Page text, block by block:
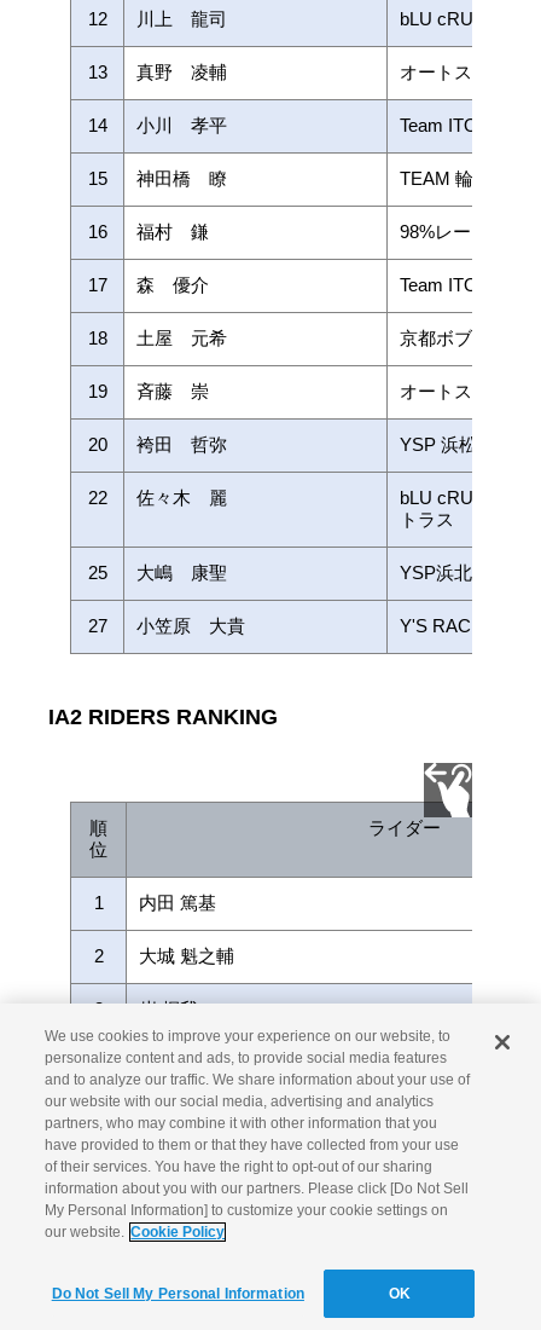
12 川上 龍司 bLU cRU YSP大
13 真野 凌輔 オートスポーツ
14 小川 孝平 Team ITOMO
15 神田橋 瞭 TEAM 輪生館
16 福村 鎌 98%レーシング
17 森 優介 Team ITOMO
18 土屋 元希 京都ボブキャッ
19 斉藤 崇 オートスポーツ
20 袴田 哲弥 YSP 浜松/BOSS
22 佐々木 麗
bLU cRU
トラス
25 大嶋 康聖 YSP浜北大橋レ
27 小笠原 大貴 Y'S RACING
IA2 RIDERS RANKING
順
位
ライダー
1 内田 篤基
2 大城 魁之輔
3 岸 桐我
4 鳥谷部 晃太
5 大倉 由揮
6 小川 孝平
8 中島 漱也
We use cookies to improve your experience on our website, to
personalize content and ads, to provide social media features
and to analyze our traffic. We share information about your use of
our website with our social media, advertising and analytics
partners, who may combine it with other information that you
have provided to them or that they have collected from your use
of their services. You have the right to opt-out of our sharing
information about you with our partners. Please click [Do Not Sell
My Personal Information] to customize your cookie settings on
our website. Cookie Policy
Do Not Sell My Personal Information OK